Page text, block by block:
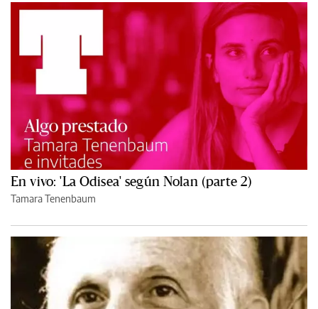
En vivo: 'La Odisea' según Nolan (parte 2)
Tamara Tenenbaum